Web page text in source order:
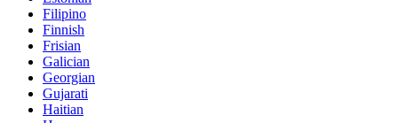
Filipino
Finnish
Frisian
Galician
Georgian
Gujarati
Haitian